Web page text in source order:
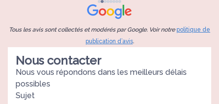
Tous les avis sont collectés et modérés par Google. Voir notrepolitique de
publication d’avis.
Nous contacter
Nous vous répondons dans les meilleurs délais
possibles
Sujet